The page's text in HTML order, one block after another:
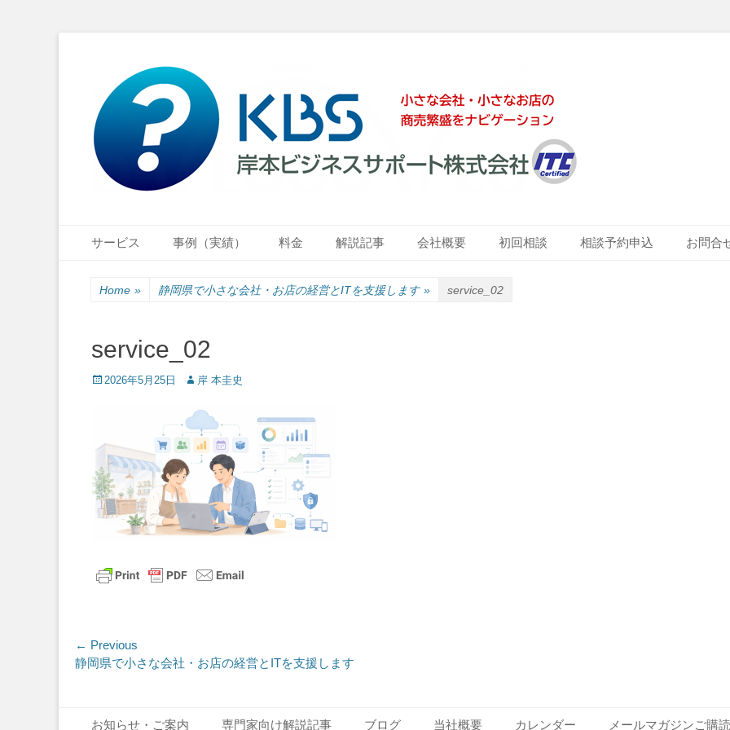
岸本ビジネスサポート株式会社
小さな会社・小さなお店のIT経営をナビゲーション
Primary Menu
サービス 事例（実績） 料金 解説記事 会社概要 初回相談 相談予約申込 お問合
Home » 静岡県で小さな会社・お店の経営とITを支援します » service_02
service_02
Posted
2026年5月25日 Author
岸 本圭史
投
稿
← Previous
Previous
静岡県で小さな会社・お店の経営とITを支援します
Footer Menu
お知らせ・ご案内 専門家向け解説記事 ブログ 当社概要 カレンダー メールマガジンご購